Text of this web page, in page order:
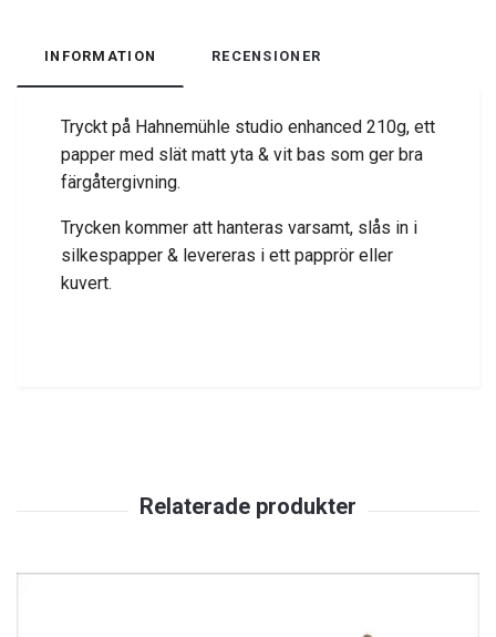
INFORMATION RECENSIONER
Tryckt på Hahnemühle studio enhanced 210g, ett
papper med slät matt yta & vit bas som ger bra
färgåtergivning.
Trycken kommer att hanteras varsamt, slås in i
silkespapper & levereras i ett papprör eller
kuvert.